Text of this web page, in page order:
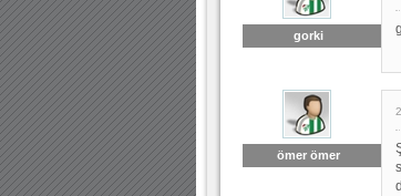
gorki
ömer ömer